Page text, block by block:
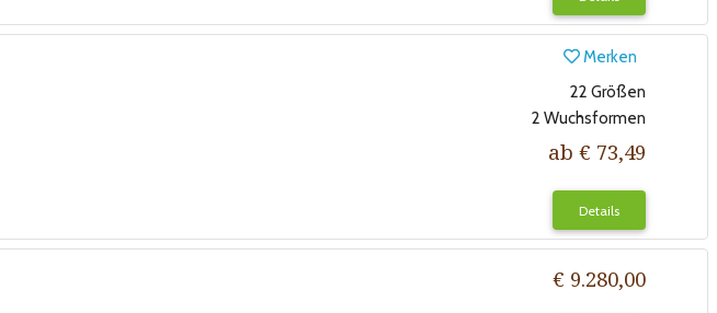
Merken
22 Größen
2 Wuchsformen
ab € 73,49
Details
€ 9.280,00